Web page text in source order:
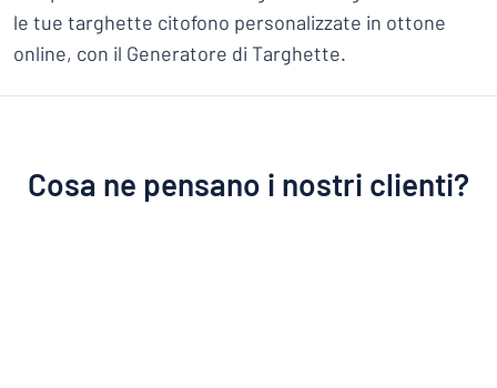
le tue targhette citofono personalizzate in ottone
online, con il Generatore di Targhette.
Cosa ne pensano i nostri clienti?